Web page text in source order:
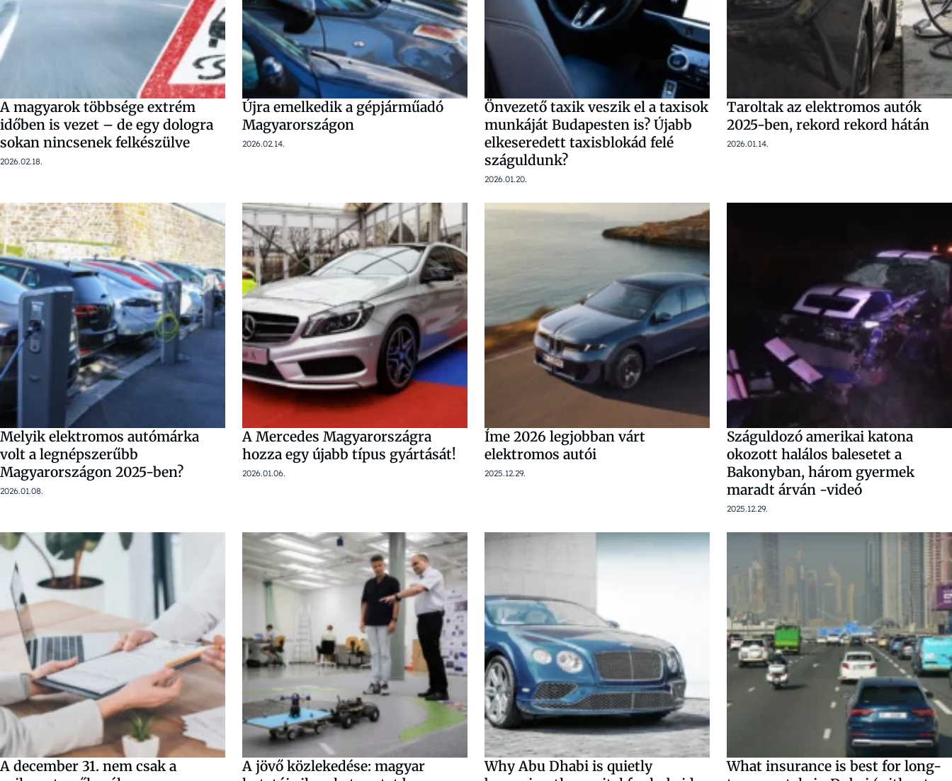
A magyarok többsége extrém
időben is vezet – de egy dologra
sokan nincsenek felkészülve
2026.02.18.
Újra emelkedik a gépjárműadó
Magyarországon
2026.02.14.
Önvezető taxik veszik el a taxisok
munkáját Budapesten is? Újabb
elkeseredett taxisblokád felé
száguldunk?
2026.01.20.
Taroltak az elektromos autók
2025-ben, rekord rekord hátán
2026.01.14.
Melyik elektromos autómárka
volt a legnépszerűbb
Magyarországon 2025-ben?
2026.01.08.
A Mercedes Magyarországra
hozza egy újabb típus gyártását!
2026.01.06.
Íme 2026 legjobban várt
elektromos autói
2025.12.29.
Száguldozó amerikai katona
okozott halálos balesetet a
Bakonyban, három gyermek
maradt árván -videó
2025.12.29.
A december 31. nem csak a
A jövő közlekedése: magyar
Why Abu Dhabi is quietly
What insurance is best for long-